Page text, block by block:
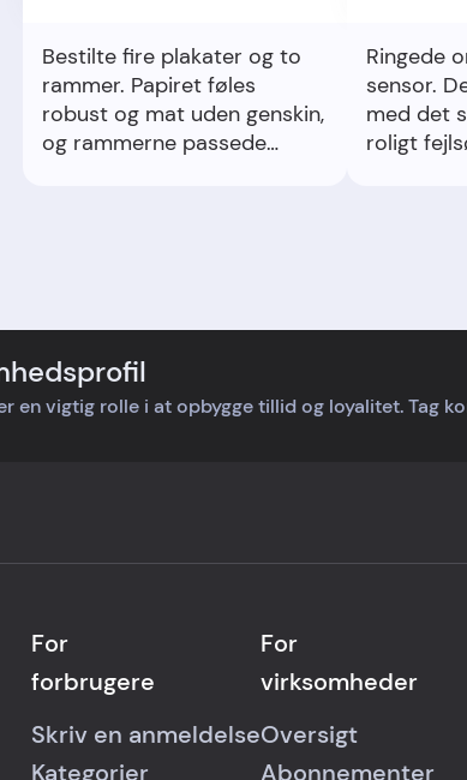
Bestilte fire plakater og to
rammer. Papiret føles
robust og mat uden genskin,
og rammerne passede
Ringede
sensor.
med det
roligt
en vigtig rolle i at opbygge tillid og loyalitet. Tag
For
forbrugere
Skriv en anmeldelse
Kategorier
For
virksomheder
Oversigt
Abonnementer